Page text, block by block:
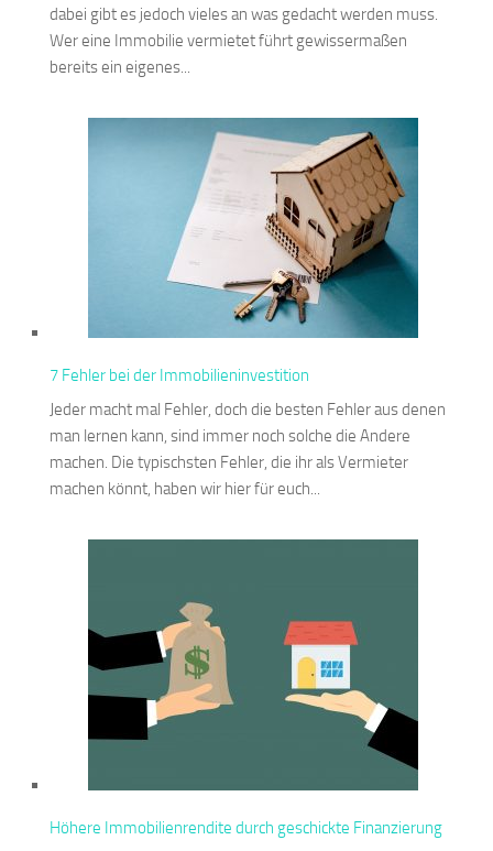
dabei gibt es jedoch vieles an was gedacht werden muss.
Wer eine Immobilie vermietet führt gewissermaßen
bereits ein eigenes...
7 Fehler bei der Immobilieninvestition
Jeder macht mal Fehler, doch die besten Fehler aus denen
man lernen kann, sind immer noch solche die Andere
machen. Die typischsten Fehler, die ihr als Vermieter
machen könnt, haben wir hier für euch...
Höhere Immobilienrendite durch geschickte Finanzierung